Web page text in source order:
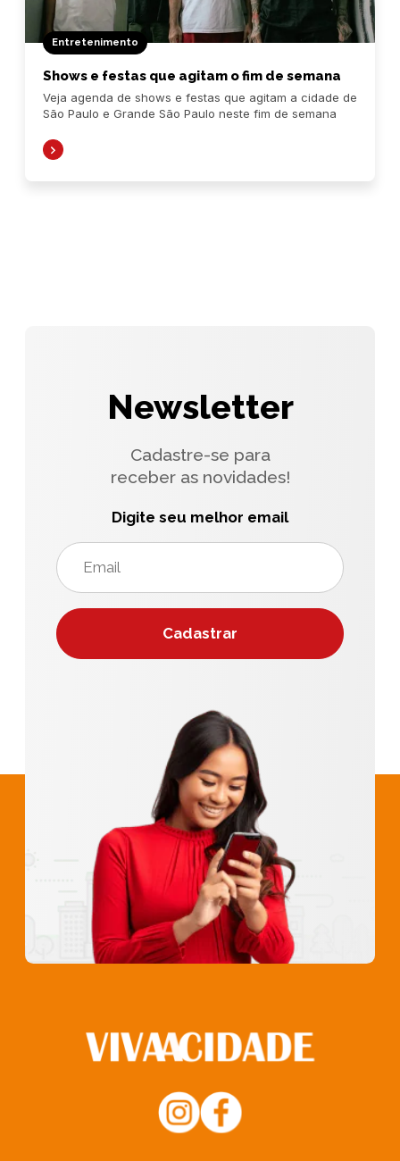
Entretenimento
Shows e festas que agitam o fim de semana
Veja agenda de shows e festas que agitam a cidade de
São Paulo e Grande São Paulo neste fim de semana
Newsletter
Cadastre-se para
receber as novidades!
Digite seu melhor email